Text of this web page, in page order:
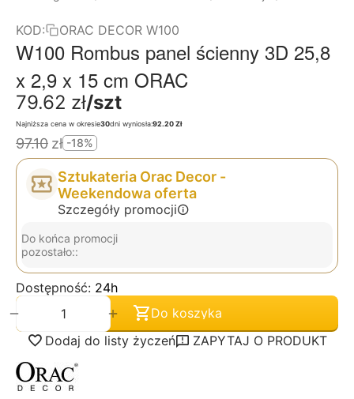
KOD: ORAC DECOR W100
W100 Rombus panel ścienny 3D 25,8
x 2,9 x 15 cm ORAC
79.62 zł/szt
Najniższa cena w okresie30dni wyniosła:92.20 Zł
97.10 zł -18%
Sztukateria Orac Decor -
Weekendowa oferta
Szczegóły promocji
Do końca promocji
pozostało::
Dostępność: 24h
+
−
Do koszyka
Dodaj do listy życzeń
ZAPYTAJ O PRODUKT